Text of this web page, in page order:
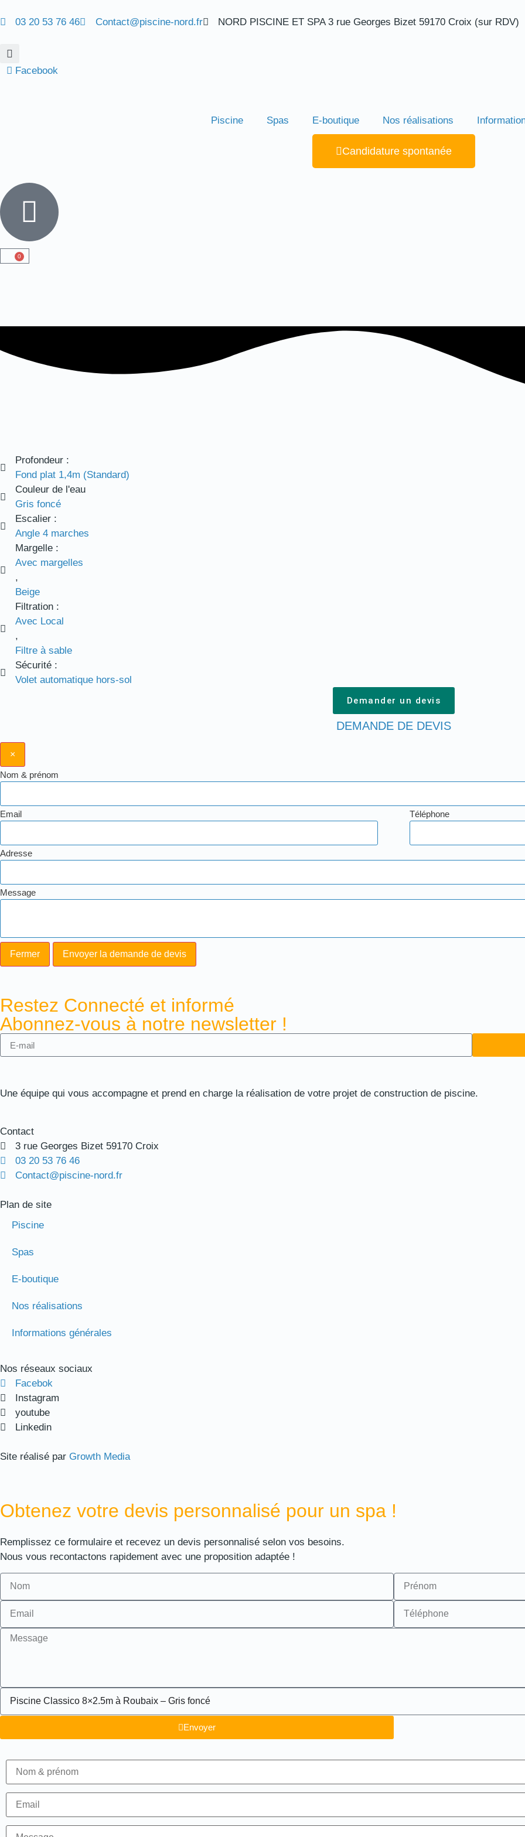
03 20 53 76 46 Contact@piscine-nord.fr NORD PISCINE ET SPA 3 rue Georges Bizet 59170 Croix (sur RDV)
Facebook
Piscine Spas E-boutique Nos réalisations
Candidature spontanée
0
Profondeur :
Fond plat 1,4m (Standard)
Couleur de l'eau
Gris foncé
Escalier :
Angle 4 marches
Margelle :
Avec margelles
,
Beige
Filtration :
Avec Local
,
Filtre à sable
Sécurité :
Volet automatique hors-sol
Demander un devis
DEMANDE DE DEVIS
×
Nom & prénom
Email Téléphone
Adresse
Message
Fermer Envoyer la demande de devis
Restez Connecté et informé
Abonnez-vous à notre newsletter !
Une équipe qui vous accompagne et prend en charge la réalisation de votre projet de construction de piscine.
Contact
3 rue Georges Bizet 59170 Croix
03 20 53 76 46
Contact@piscine-nord.fr
Plan de site
Piscine
Spas
E-boutique
Nos réalisations
Informations générales
Nos réseaux sociaux
Facebok
Instagram
youtube
Linkedin
Site réalisé par Growth Media
Obtenez votre devis personnalisé pour un spa !
Remplissez ce formulaire et recevez un devis personnalisé selon vos besoins.
Nous vous recontactons rapidement avec une proposition adaptée !
Envoyer